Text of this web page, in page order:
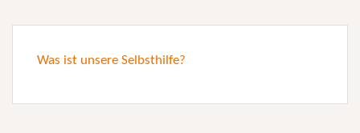
Was ist unsere Selbsthilfe?